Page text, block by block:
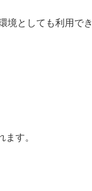
境としても利用でき
す。